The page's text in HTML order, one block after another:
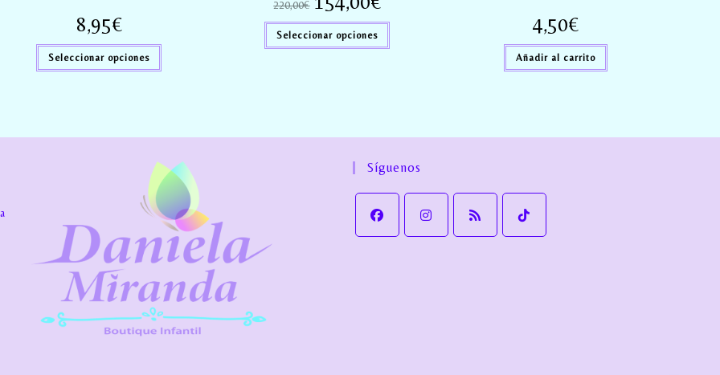
8,95€
Seleccionar opciones
220,00€
Seleccionar opciones 4,50€
Añadir al carrito
Síguenos